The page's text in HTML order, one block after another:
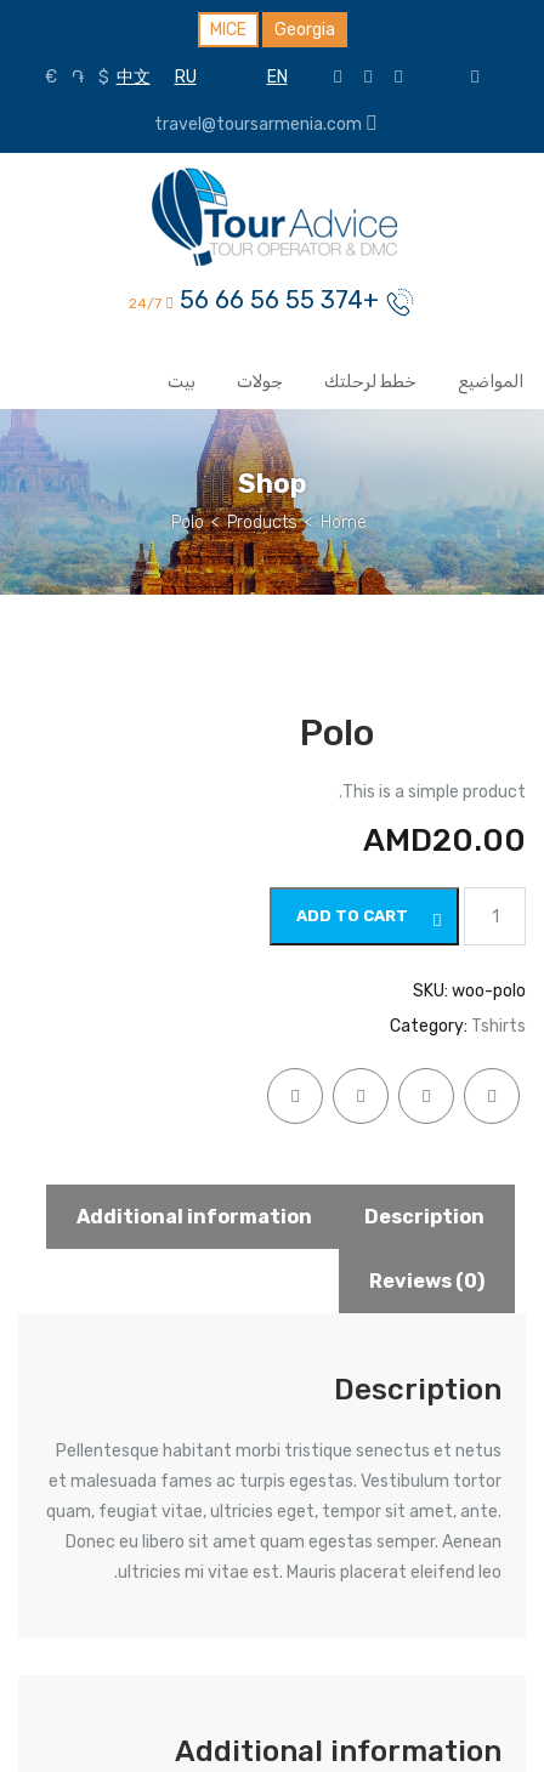
MICE Georgia
EN
RU
中文
$
֏
€
+374 55 56 66 56
بيت جولات خطط لرحلتك المواضيع
Shop
Home
>
Products
>
Polo
Polo
This is a simple product.
AMD20.00
quantity
ADD TO CART
SKU: woo-polo
Category: Tshirts
Description
Additional information
Reviews (0)
Description
Pellentesque habitant morbi tristique senectus et netus
et malesuada fames ac turpis egestas. Vestibulum tortor
quam, feugiat vitae, ultricies eget, tempor sit amet, ante.
Donec eu libero sit amet quam egestas semper. Aenean
ultricies mi vitae est. Mauris placerat eleifend leo.
Additional information